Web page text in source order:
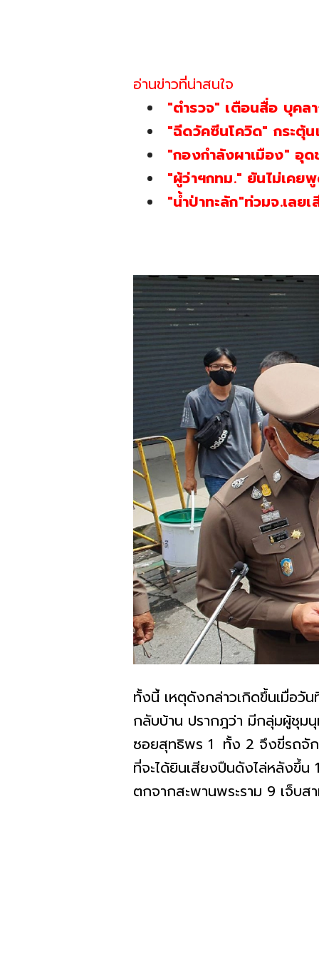
อ่านข่าวที่น่าสนใจ
"ตำรวจ" เตือนสื่อ บุค
"ฉีดวัคซีนโควิด" กระตุ้
"กองกำลังผาเมือง" อุ
"ผู้ว่าฯกทม." ยันไม่เคย
"น้ำป่าทะลัก"ท่วมจ.เลย
ทั้งนี้ เหตุดังกล่าวเกิดขึ้นเมื่อวั
กลับบ้าน ปรากฎว่า มีกลุ่มผู้ชุม
ซอยสุทธิพร 1 ทั้ง 2 จึงขี่รถจัก
ที่จะได้ยินเสียงปืนดังไล่หลังขึ้
ตกจากสะพานพระราม 9 เจ็บ